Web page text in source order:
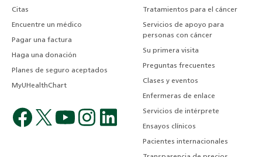
Citas
Encuentre un médico
Pagar una factura
Haga una donación
Planes de seguro aceptados
MyUHealthChart
Tratamientos para el cáncer
Servicios de apoyo para
personas con cáncer
Su primera visita
Preguntas frecuentes
Clases y eventos
Enfermeras de enlace
Servicios de intérprete
Ensayos clínicos
Pacientes internacionales